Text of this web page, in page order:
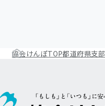
協会けんぽTOP都道府県支部